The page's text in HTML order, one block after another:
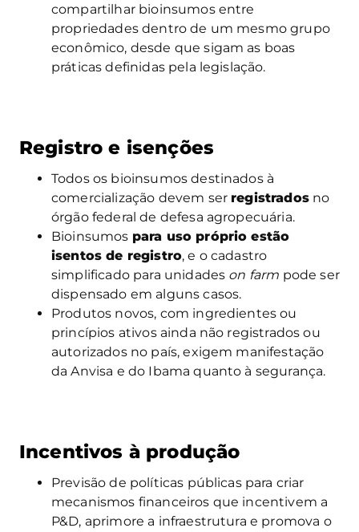
compartilhar bioinsumos entre
propriedades dentro de um mesmo grupo
econômico, desde que sigam as boas
práticas definidas pela legislação.
Registro e isenções
Todos os bioinsumos destinados à
comercialização devem ser registradosno
órgão federal de defesa agropecuária.
Bioinsumos para uso próprio estão
isentos de registro, e o cadastro
simplificado para unidades on farm pode ser
dispensado em alguns casos.
Produtos novos, com ingredientes ou
princípios ativos ainda não registrados ou
autorizados no país, exigem manifestação
da Anvisa e do Ibama quanto à segurança.
Incentivos à produção
Previsão de políticas públicas para criar
mecanismos financeiros que incentivem a
P&D, aprimore a infraestrutura e promova o